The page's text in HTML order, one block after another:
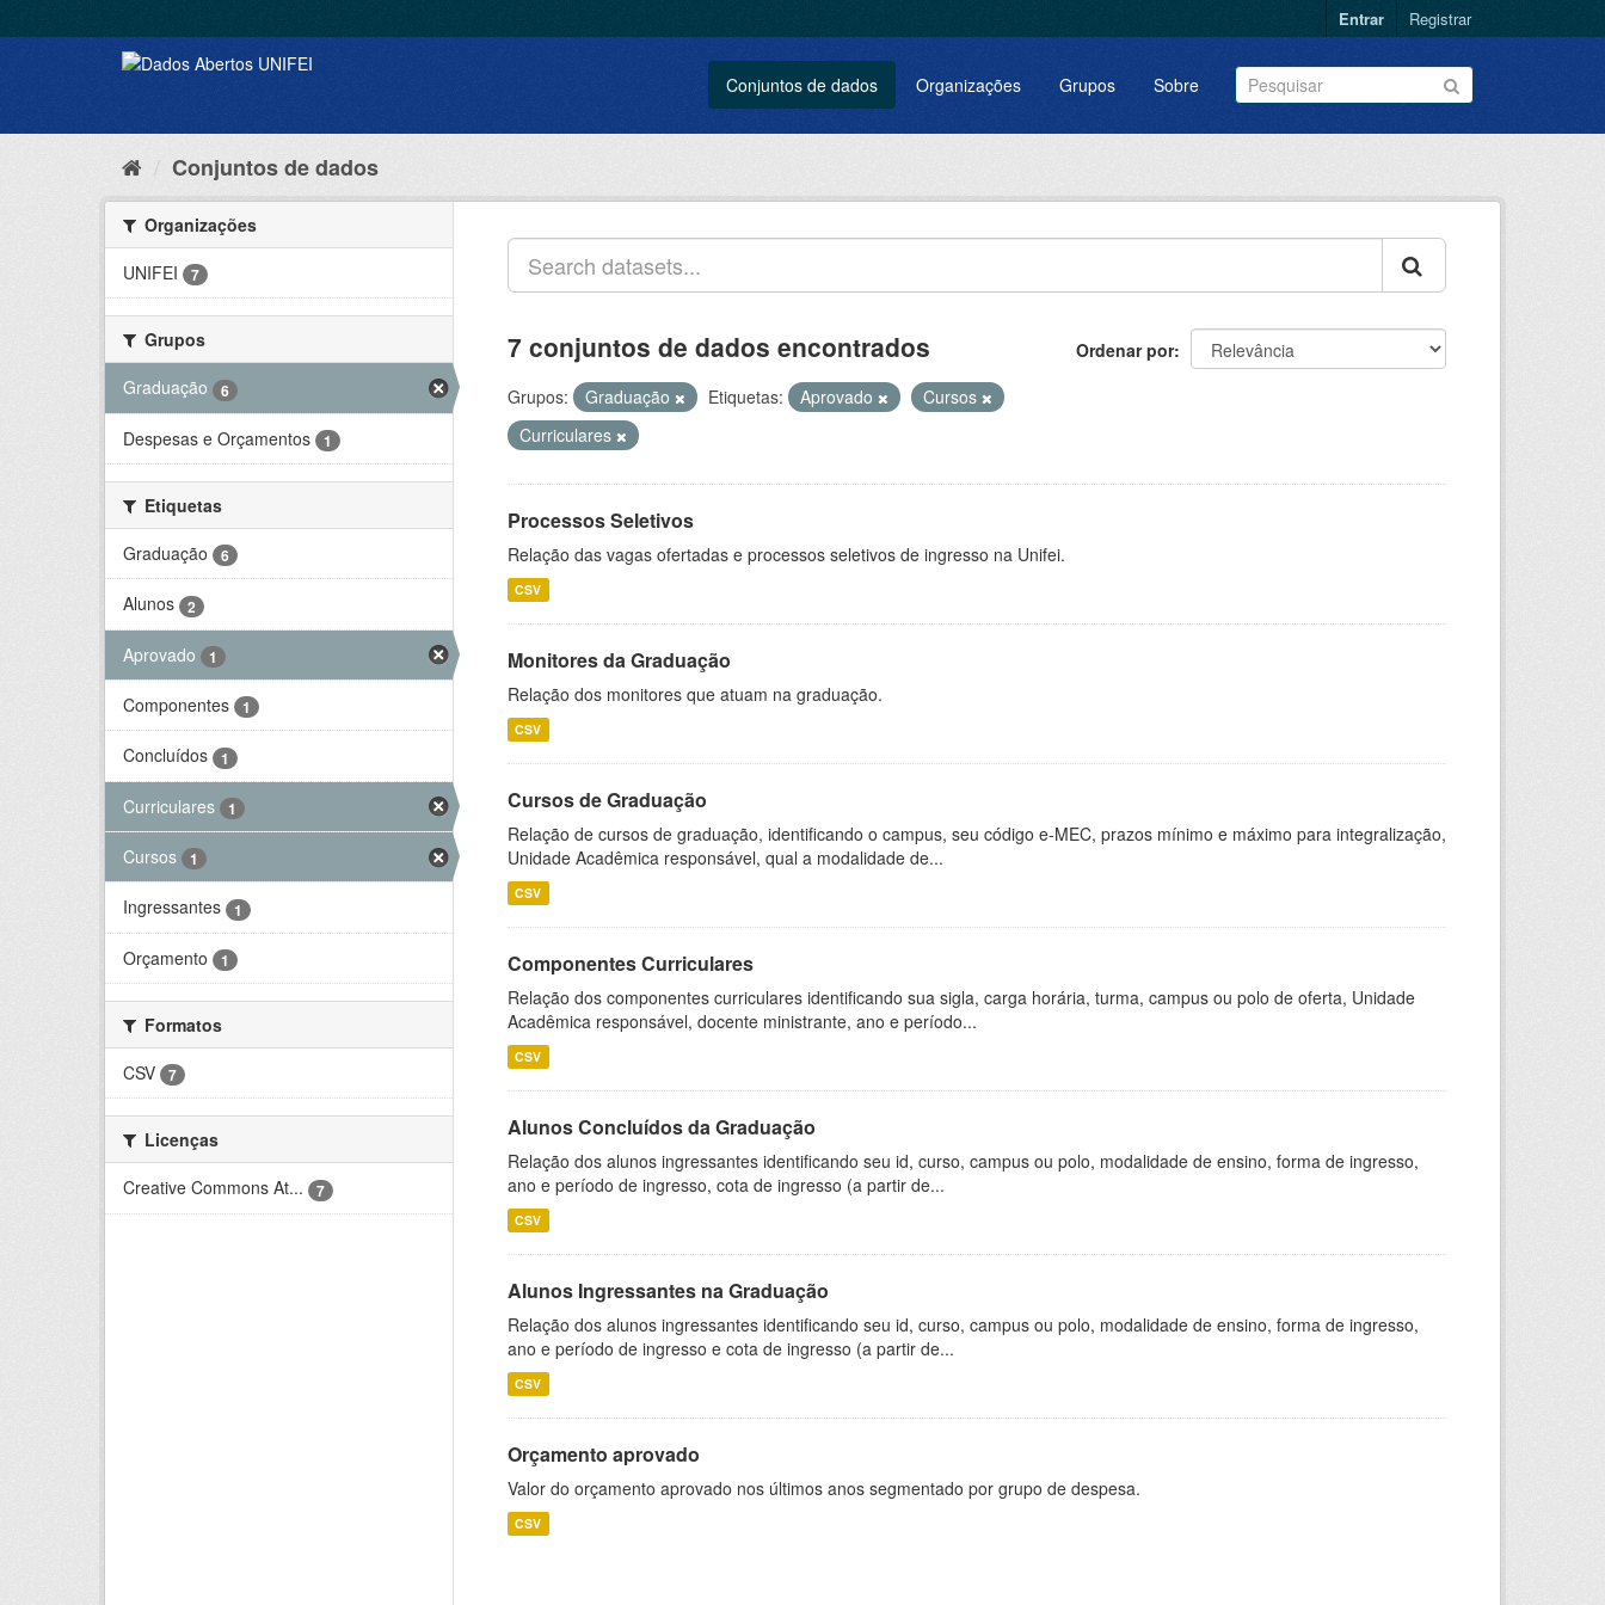
Entrar Registrar
Conjuntos de dados Organizações Grupos Sobre
Conjuntos de dados
Organizações
UNIFEI
7
Grupos
Graduação
6
Despesas e Orçamentos 1
Etiquetas
Graduação
6
Alunos 2
Aprovado 1
Componentes 1
Concluídos 1
Curriculares 1
Cursos 1
Ingressantes 1
Orçamento 1
Formatos
CSV
7
Licenças
Creative Commons At...
7
Ordenar por
7 conjuntos de dados encontrados
Grupos: Graduação Etiquetas: Aprovado
Cursos
Curriculares
Processos Seletivos
Relação das vagas ofertadas e processos seletivos de ingresso na Unifei.
CSV
Monitores da Graduação
Relação dos monitores que atuam na graduação.
CSV
Cursos de Graduação
Relação de cursos de graduação, identificando o campus, seu código e-MEC, prazos mínimo e máximo para integralização,
Unidade Acadêmica responsável, qual a modalidade de...
CSV
Componentes Curriculares
Relação dos componentes curriculares identificando sua sigla, carga horária, turma, campus ou polo de oferta, Unidade
Acadêmica responsável, docente ministrante, ano e período...
CSV
Alunos Concluídos da Graduação
Relação dos alunos ingressantes identificando seu id, curso, campus ou polo, modalidade de ensino, forma de ingresso,
ano e período de ingresso, cota de ingresso (a partir de...
CSV
Alunos Ingressantes na Graduação
Relação dos alunos ingressantes identificando seu id, curso, campus ou polo, modalidade de ensino, forma de ingresso,
ano e período de ingresso e cota de ingresso (a partir de...
CSV
Orçamento aprovado
Valor do orçamento aprovado nos últimos anos segmentado por grupo de despesa.
CSV